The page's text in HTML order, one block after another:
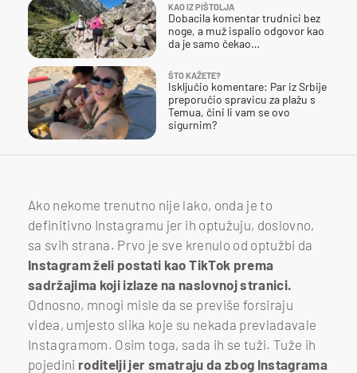
KAO IZ PIŠTOLJA
Dobacila komentar trudnici bez
noge, a muž ispalio odgovor kao
da je samo čekao…
ŠTO KAŽETE?
Isključio komentare: Par iz Srbije
preporučio spravicu za plažu s
Temua, čini li vam se ovo
sigurnim?
Ako nekome trenutno nije lako, onda je to
definitivno Instagramu jer ih optužuju, doslovno,
sa svih strana. Prvo je sve krenulo od optužbi da
Instagram želi postati kao TikTok prema
sadržajima koji izlaze na naslovnoj stranici.
Odnosno, mnogi misle da se previše forsiraju
videa, umjesto slika koje su nekada prevladavale
Instagramom. Osim toga, sada ih se tuži. Tuže ih
pojedini roditelji jer smatraju da zbog Instagrama